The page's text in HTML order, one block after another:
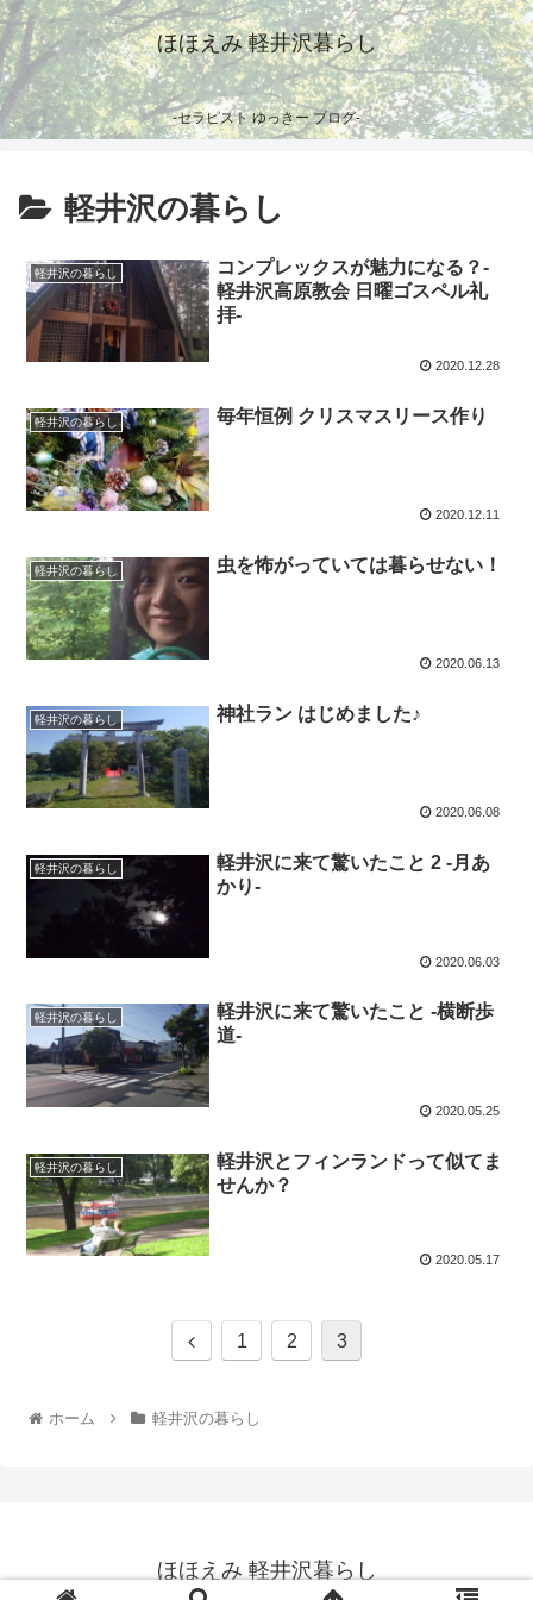
ほほえみ 軽井沢暮らし
-セラピスト ゆっきー ブログ-
軽井沢の暮らし
軽井沢の暮らし
コンプレックスが魅力になる？-
軽井沢高原教会 日曜ゴスペル礼
拝-
2020.12.28
軽井沢の暮らし 毎年恒例 クリスマスリース作り
2020.12.11
軽井沢の暮らし 虫を怖がっていては暮らせない！
2020.06.13
軽井沢の暮らし 神社ラン はじめました♪
2020.06.08
軽井沢の暮らし
軽井沢に来て驚いたこと 2 -月あ
かり-
2020.06.03
軽井沢の暮らし
軽井沢に来て驚いたこと -横断歩
道-
2020.05.25
軽井沢の暮らし
軽井沢とフィンランドって似てま
せんか？
2020.05.17
1 2 3
ホーム 軽井沢の暮らし
ほほえみ 軽井沢暮らし